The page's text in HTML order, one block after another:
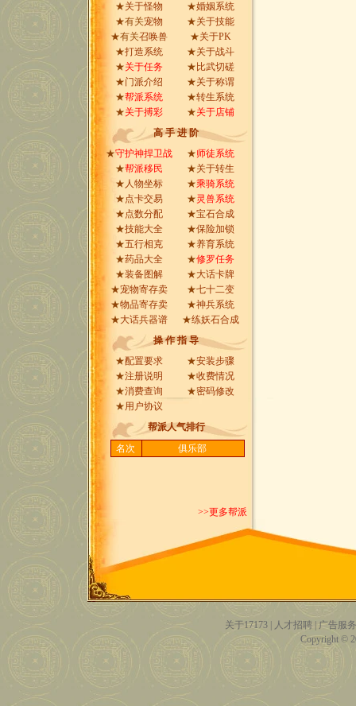
★关于怪物 ★婚姻系统
★有关宠物 ★关于技能
★有关召唤兽 ★关于PK
★打造系统 ★关于战斗
★关于任务 ★ 比武切磋
★门派介绍 ★关于称谓
★帮派系统 ★转生系统
★关于搏彩 ★关于店铺
高 手 进 阶
★守护神捍卫战 ★师徒系统
★帮派移民 ★关于转生
★ 人物坐标 ★乘骑系统
★点卡交易 ★灵兽系统
★点数分配 ★宝石合成
★技能大全 ★保险加锁
★五行相克 ★养育系统
★药品大全 ★修罗任务
★装备图解 ★大话卡牌
★宠物寄存卖 ★七十二变
★物品寄存卖 ★神兵系统
★大话兵器谱 ★练妖石合成
操 作 指 导
★配置要求 ★安装步骤
★注册说明 ★收费情况
★消费查询 ★密码修改
★用户协议
帮派人气排行
名次
俱乐部
>>更多帮派
关于17173 人才招聘
广告服务
Copyright ©